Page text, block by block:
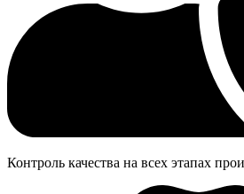
Контроль качества на всех этапах